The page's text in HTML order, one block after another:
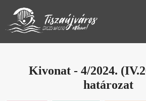
Kivonat - 4/2024.
határozat